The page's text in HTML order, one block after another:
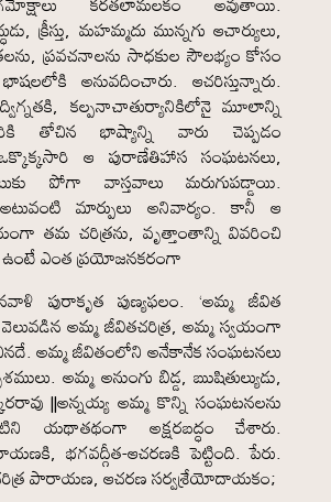
క్రీస్తు, మహమ్మదు మున్నగు ఆచార్యులు,
ప్రవచనాలను సాధకుల సౌలభ్యం కోసం
అనువదించారు. ఆచరిస్తున్నారు.
కల్పనాచాతుర్యానికిలోనై మూలాన్ని
తోచిన భాష్యాన్ని వారు చెప్పడం
ఆ పురాణేతిహాస సంఘటనలు,
పోగా వాస్తవాలు మరుగుపడ్డాయి.
మార్పులు అనివార్యం. కానీ ఆ
తమ చరిత్రను, వృత్తాంతాన్ని వివరించి
ఉంటే ఎంత ప్రయోజనకరంగా
పురాకృత పుణ్యఫలం. ‘అమ్మ జీవిత
అమ్మ జీవితచరిత్ర, అమ్మ స్వయంగా
అమ్మ జీవితంలోని అనేకానేక సంఘటనలు
అమ్మ అనుంగు బిడ్డ, ఋషితుల్యుడు,
||అన్నయ్య అమ్మ కొన్ని సంఘటనలను
యథాతథంగా అక్షరబద్ధం చేశారు.
భగవద్గీత-ఆచరణకి పెట్టింది. పేరు.
పారాయణ, ఆచరణ సర్వశ్రేయోదాయకం;